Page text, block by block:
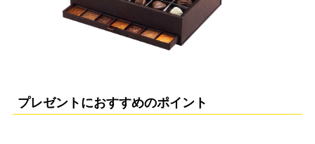
プレゼントにおすすめのポイント